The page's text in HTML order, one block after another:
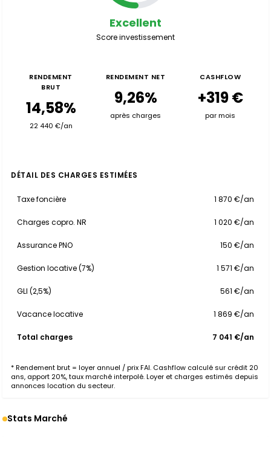
Excellent
Score investissement
RENDEMENT
BRUT
14,58%
22 440 €/an
RENDEMENT NET
9,26%
après charges
CASHFLOW
+319 €
par mois
DÉTAIL DES CHARGES ESTIMÉES
Taxe foncière 1 870 €/an
Charges copro. NR 1 020 €/an
Assurance PNO 150 €/an
Gestion locative (7%) 1 571 €/an
GLI (2,5%) 561 €/an
Vacance locative 1 869 €/an
Total charges 7 041 €/an
* Rendement brut = loyer annuel / prix FAI. Cashflow calculé sur crédit 20
ans, apport 20%, taux marché interpolé. Loyer et charges estimés depuis
annonces location du secteur.
Stats Marché